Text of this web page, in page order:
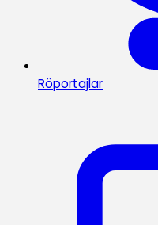
Röportajlar